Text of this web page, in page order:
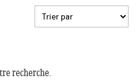
recherche.